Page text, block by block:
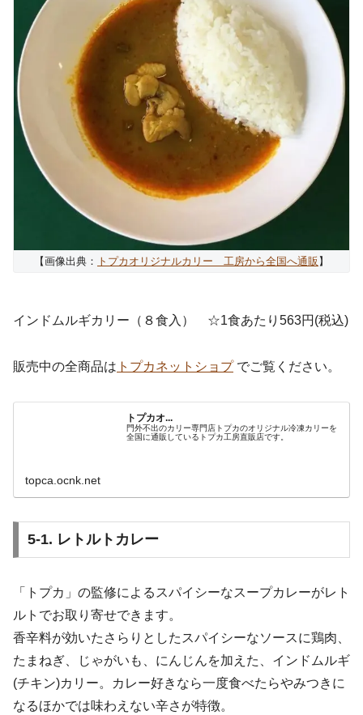
【画像出典： トプカオリジナルカリー 工房から全国へ通販 】
インドムルギカリー（８食入） ☆1食あたり563円(税込)
販売中の全商品は トプカネットショプでご覧ください。
トプカオ...
門外不出のカリー専門店トプカのオリジナル冷凍カリーを
全国に通販しているトプカ工房直販店です。
topca.ocnk.net
5-1. レトルトカレー
「トプカ」の監修によるスパイシーなスープカレーがレト
ルトでお取り寄せできます。
香辛料が効いたさらりとしたスパイシーなソースに鶏肉、
たまねぎ、じゃがいも、にんじんを加えた、インドムルギ
(チキン)カリー。カレー好きなら一度食べたらやみつきに
なるほかでは味わえない辛さが特徴。